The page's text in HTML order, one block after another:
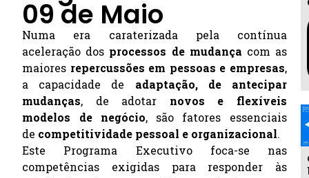
09 de Maio
Numa era caraterizada pela contínua
aceleração dos processos de mudança com as
maiores repercussões em pessoas e empresas,
a capacidade de adaptação, de antecipar
mudanças, de adotar novos e flexíveis
modelos de negócio, são fatores essenciais
de competitividade pessoal e organizacional.
Este Programa Executivo foca-se nas
competências exigidas para responder às